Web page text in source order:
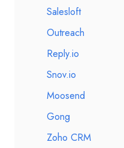
Salesloft
Outreach
Reply.io
Snov.io
Moosend
Gong
Zoho CRM